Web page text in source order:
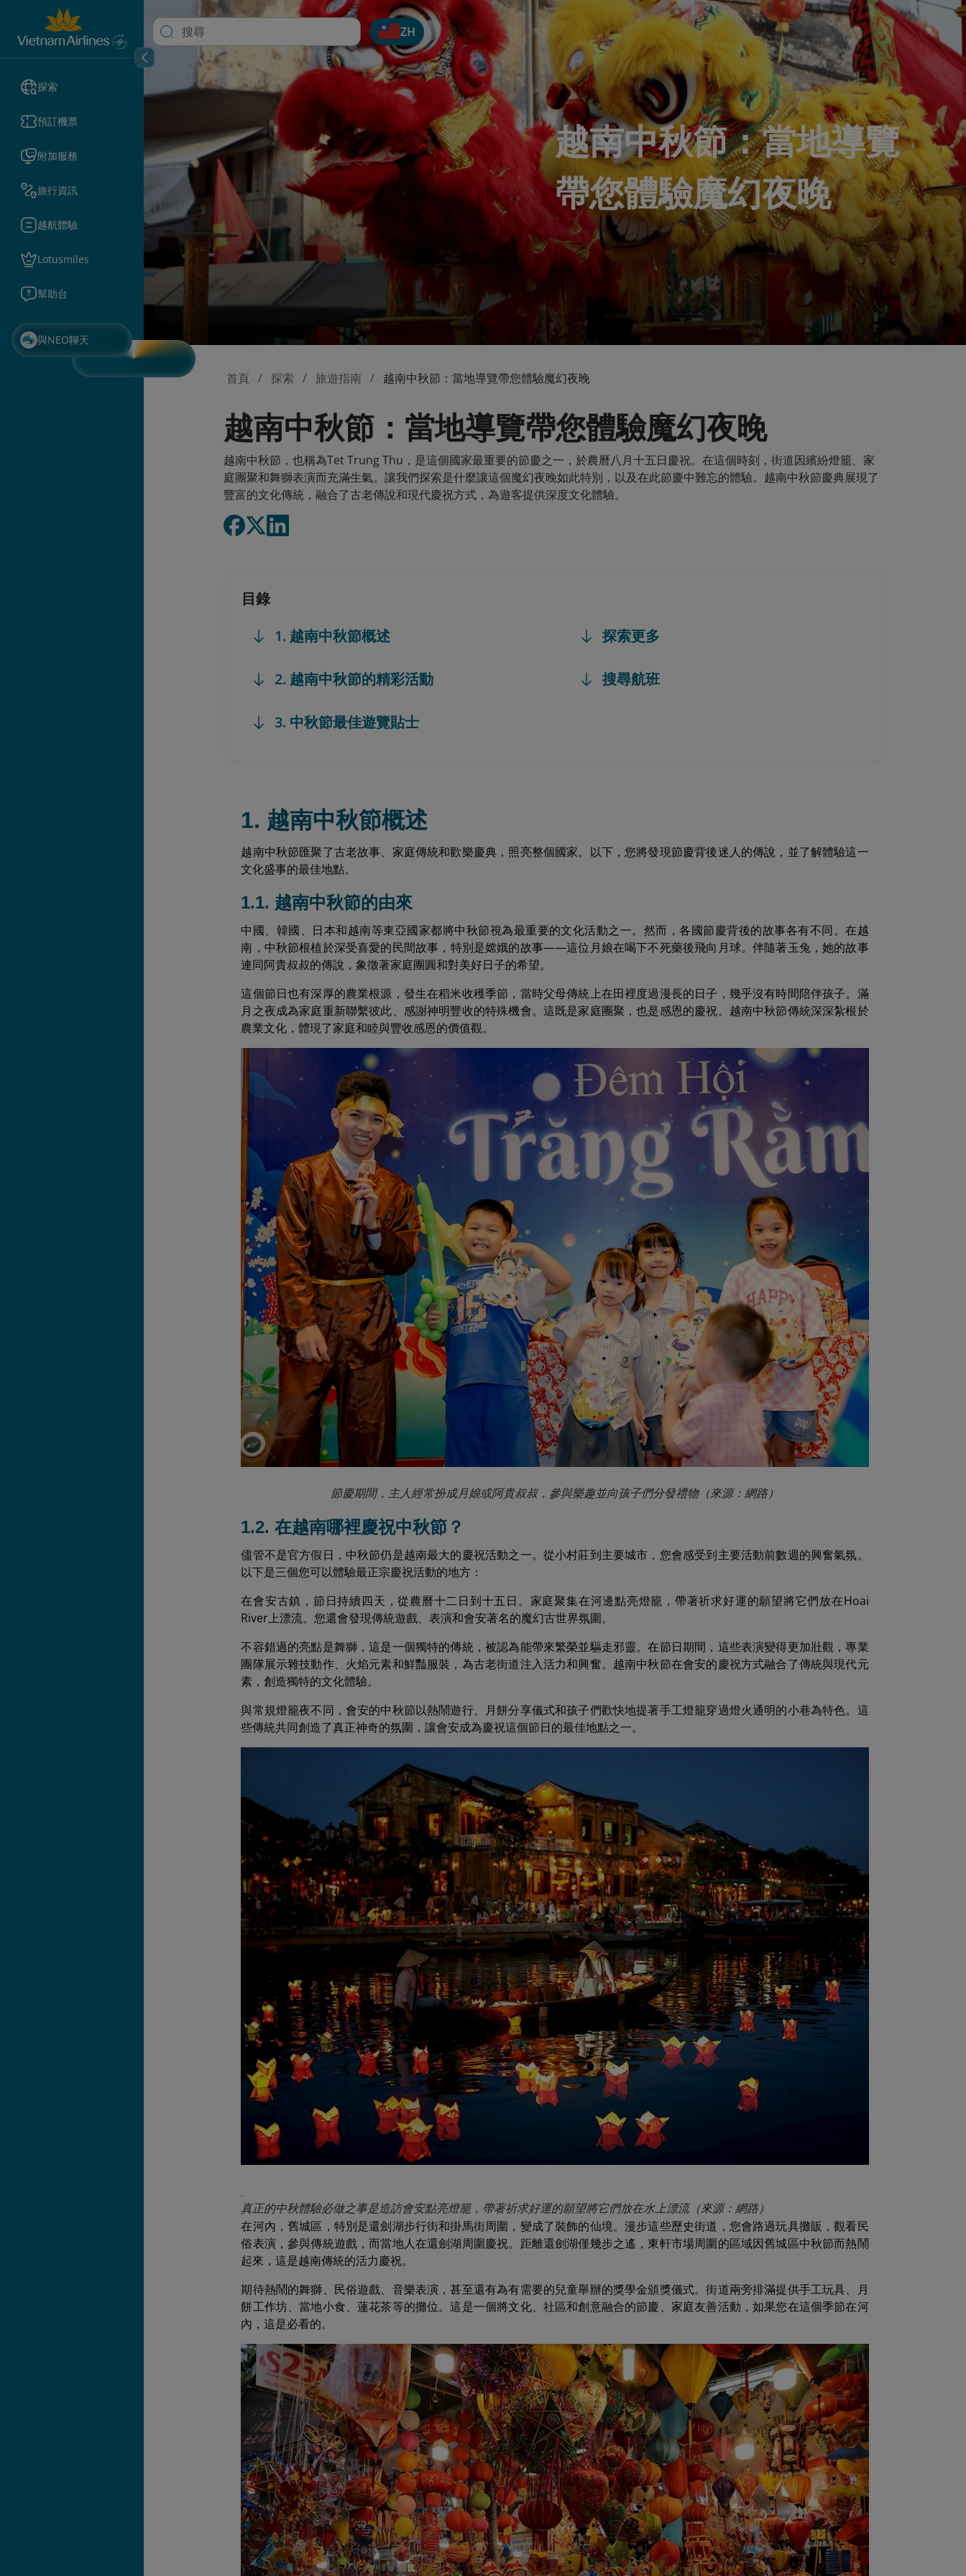
探索
預訂機票
附加服務
旅行資訊
越航體驗
Lotusmiles
幫助台
與NEO聊天
ZH
越南中秋節：當地導覽
帶您體驗魔幻夜晚
首頁 探索 旅遊指南 越南中秋節：當地導覽帶您體驗魔幻夜晚
越南中秋節：當地導覽帶您體驗魔幻夜晚
越南中秋節，也稱為Tet Trung Thu，是這個國家最重要的節慶之一，於農曆八月十五日慶祝。在這個時刻，街道因繽紛燈籠、家
庭團聚和舞獅表演而充滿生氣。讓我們探索是什麼讓這個魔幻夜晚如此特別，以及在此節慶中難忘的體驗。越南中秋節慶典展現了
豐富的文化傳統，融合了古老傳說和現代慶祝方式，為遊客提供深度文化體驗。
目錄
1. 越南中秋節概述
2. 越南中秋節的精彩活動
3. 中秋節最佳遊覽貼士
探索更多
搜尋航班
1. 越南中秋節概述
越南中秋節匯聚了古老故事、家庭傳統和歡樂慶典，照亮整個國家。以下，您將發現節慶背後迷人的傳說，並了解體驗這一
文化盛事的最佳地點。
1.1. 越南中秋節的由來
中國、韓國、日本和越南等東亞國家都將中秋節視為最重要的文化活動之一。然而，各國節慶背後的故事各有不同。在越
南，中秋節根植於深受喜愛的民間故事，特別是嫦娥的故事——這位月娘在喝下不死藥後飛向月球。伴隨著玉兔，她的故事
連同阿貴叔叔的傳說，象徵著家庭團圓和對美好日子的希望。
這個節日也有深厚的農業根源，發生在稻米收穫季節，當時父母傳統上在田裡度過漫長的日子，幾乎沒有時間陪伴孩子。滿
月之夜成為家庭重新聯繫彼此、感謝神明豐收的特殊機會。這既是家庭團聚，也是感恩的慶祝。越南中秋節傳統深深紮根於
農業文化，體現了家庭和睦與豐收感恩的價值觀。
節慶期間，主人經常扮成月娘或阿貴叔叔，參與樂趣並向孩子們分發禮物（來源：網路）
1.2. 在越南哪裡慶祝中秋節？
儘管不是官方假日，中秋節仍是越南最大的慶祝活動之一。從小村莊到主要城市，您會感受到主要活動前數週的興奮氣氛。
以下是三個您可以體驗最正宗慶祝活動的地方：
在會安古鎮，節日持續四天，從農曆十二日到十五日。家庭聚集在河邊點亮燈籠，帶著祈求好運的願望將它們放在Hoai
River上漂流。您還會發現傳統遊戲、表演和會安著名的魔幻古世界氛圍。
不容錯過的亮點是舞獅，這是一個獨特的傳統，被認為能帶來繁榮並驅走邪靈。在節日期間，這些表演變得更加壯觀，專業
團隊展示雜技動作、火焰元素和鮮豔服裝，為古老街道注入活力和興奮。越南中秋節在會安的慶祝方式融合了傳統與現代元
素，創造獨特的文化體驗。
與常規燈籠夜不同，會安的中秋節以熱鬧遊行、月餅分享儀式和孩子們歡快地提著手工燈籠穿過燈火通明的小巷為特色。這
些傳統共同創造了真正神奇的氛圍，讓會安成為慶祝這個節日的最佳地點之一。
真正的中秋體驗必做之事是造訪會安點亮燈籠，帶著祈求好運的願望將它們放在水上漂流（來源：網路）
在河內，舊城區，特別是還劍湖步行街和掛馬街周圍，變成了裝飾的仙境。漫步這些歷史街道，您會路過玩具攤販，觀看民
俗表演，參與傳統遊戲，而當地人在還劍湖周圍慶祝。距離還劍湖僅幾步之遙，東軒市場周圍的區域因舊城區中秋節而熱鬧
起來，這是越南傳統的活力慶祝。
期待熱鬧的舞獅、民俗遊戲、音樂表演，甚至還有為有需要的兒童舉辦的獎學金頒獎儀式。街道兩旁排滿提供手工玩具、月
餅工作坊、當地小食、蓮花茶等的攤位。這是一個將文化、社區和創意融合的節慶、家庭友善活動，如果您在這個季節在河
內，這是必看的。